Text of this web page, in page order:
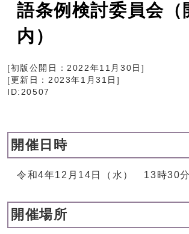
語条例検討委員会（
内）
[初版公開日：2022年11月30日 ]
[更新日： 2023年1月31日 ]
ID:20507
開催日時
令和4年12月14日（水） 13時30
開催場所